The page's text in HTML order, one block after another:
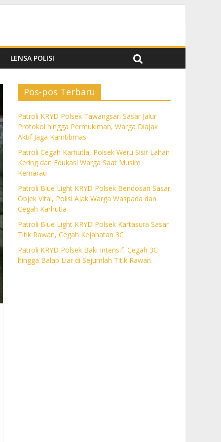
Cegah Karhutla
LENSA POLISI
Pos-pos Terbaru
Patroli KRYD Polsek Tawangsari Sasar Jalur
Protokol hingga Permukiman, Warga Diajak
Aktif Jaga Kamtibmas
Patroli Cegah Karhutla, Polsek Weru Sisir Lahan
Kering dan Edukasi Warga Saat Musim
Kemarau
Patroli Blue Light KRYD Polsek Bendosari Sasar
Objek Vital, Polisi Ajak Warga Waspada dan
Cegah Karhutla
Patroli Blue Light KRYD Polsek Kartasura Sasar
Titik Rawan, Cegah Kejahatan 3C
Patroli KRYD Polsek Baki Intensif, Cegah 3C
hingga Balap Liar di Sejumlah Titik Rawan